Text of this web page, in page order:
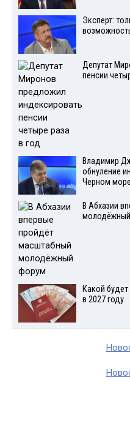
Эксперт:
Депутат
пенсии
Владимир
обнуление
Черном море
В Абхазии
Какой
в 2027 году